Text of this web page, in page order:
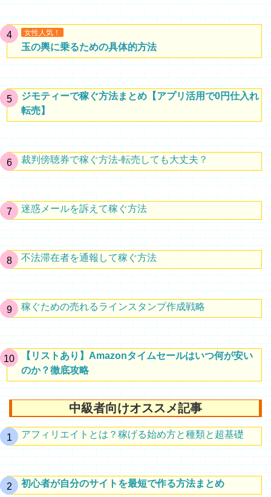
女性人気！
玉の輿に乗るための具体的方法
ジモティーで稼ぐ方法まとめ【アプリ活用で0円仕入れ
転売】
裁判傍聴券で稼ぐ方法-転売しても大丈夫？
迷惑メールを訴えて稼ぐ方法
不法滞在者を通報して稼ぐ方法
稼ぐための売れるラインスタンプ作成戦略
【リストあり】Amazonタイムセールはいつ何が安い
のか？徹底攻略
中級者向けオススメ記事
アフィリエイトとは？稼げる始め方と種類と超基礎
初心者が自分のサイトを最短で作る方法まとめ